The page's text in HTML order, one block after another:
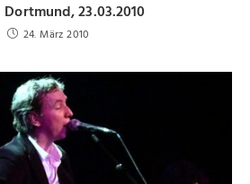
23.03.2010
24. März 2010